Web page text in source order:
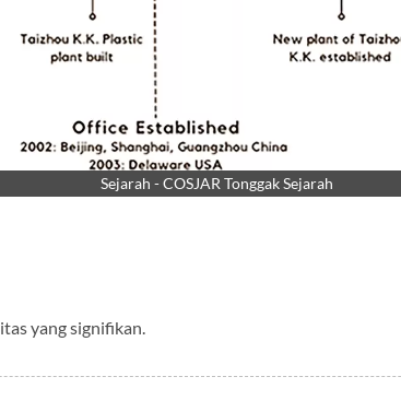
Sejarah - COSJAR Tonggak Sejarah
yang signifikan.